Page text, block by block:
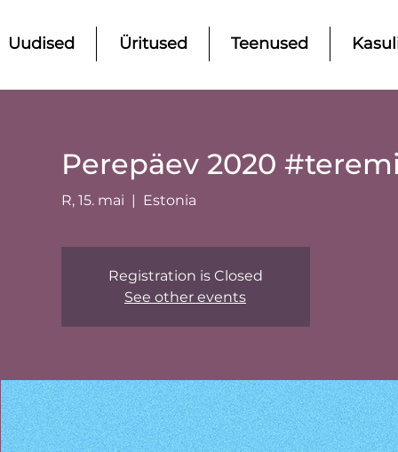
Uudised Üritused Teenused
Perepäev 2020
R, 15. mai Estonia
Registration is Closed
See other events